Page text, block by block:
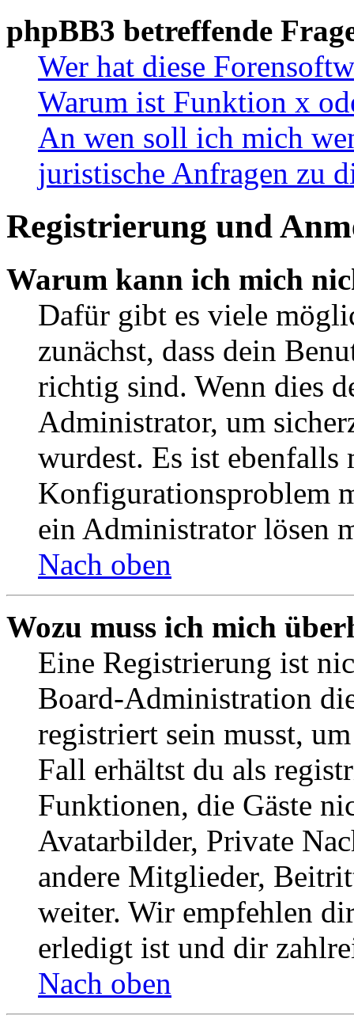
phpBB3 betreffende
Wer hat diese
Warum ist Funktion x
An wen soll ich mich
juristische Anfragen zu
Registrierung und
Warum kann ich mich
Dafür gibt es viele
zunächst, dass dein
richtig sind. Wenn dies
Administrator, um
wurdest. Es ist ebenfalls
Konfigurationsproblem
ein Administrator lösen
Nach oben
Wozu muss ich mich
Eine Registrierung ist
Board-Administration
registriert sein musst,
Fall erhältst du als
Funktionen, die Gäste
Avatarbilder, Private
andere Mitglieder,
weiter. Wir empfehlen
erledigt ist und dir
Nach oben